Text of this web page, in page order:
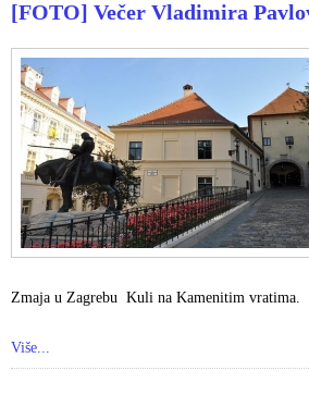
[FOTO] Večer Vladimira
Zmaja u Zagrebu Kuli na Kamenitim vratima.
Više...